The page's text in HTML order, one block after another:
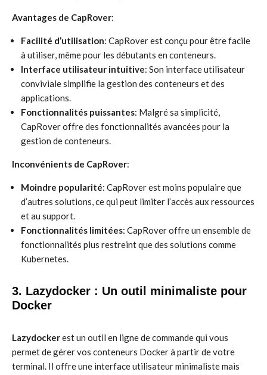
Avantages de CapRover:
Facilité d’utilisation: CapRover est conçu pour être facile
à utiliser, même pour les débutants en conteneurs.
Interface utilisateur intuitive: Son interface utilisateur
conviviale simplifie la gestion des conteneurs et des
applications.
Fonctionnalités puissantes: Malgré sa simplicité,
CapRover offre des fonctionnalités avancées pour la
gestion de conteneurs.
Inconvénients de CapRover:
Moindre popularité: CapRover est moins populaire que
d’autres solutions, ce qui peut limiter l’accès aux ressources
et au support.
Fonctionnalités limitées: CapRover offre un ensemble de
fonctionnalités plus restreint que des solutions comme
Kubernetes.
3. Lazydocker : Un outil minimaliste pour
Docker
Lazydockerest un outil en ligne de commande qui vous
permet de gérer vos conteneurs Docker à partir de votre
terminal. Il offre une interface utilisateur minimaliste mais